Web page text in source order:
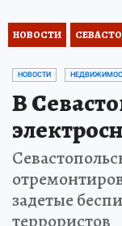
НОВОСТИ
НОВОСТИ
В
задетые
террористов